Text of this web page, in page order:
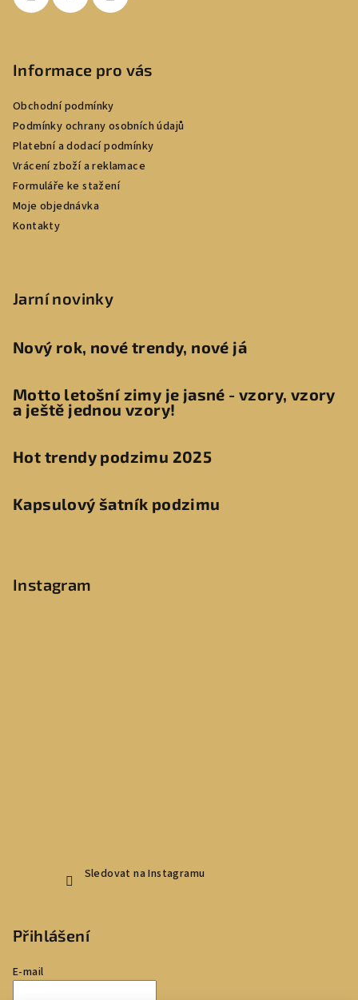
Informace pro vás
Obchodní podmínky
Podmínky ochrany osobních údajů
Platební a dodací podmínky
Vrácení zboží a reklamace
Formuláře ke stažení
Moje objednávka
Kontakty
Jarní novinky
Nový rok, nové trendy, nové já
Motto letošní zimy je jasné - vzory, vzory
a ještě jednou vzory!
Hot trendy podzimu 2025
Kapsulový šatník podzimu
Instagram
Sledovat na Instagramu
Přihlášení
E-mail